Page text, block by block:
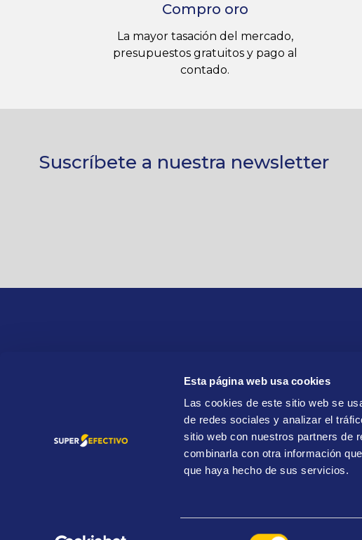
Esta página web usa cookies
Las cookies de este sitio web se
de redes sociales y analizar el
sitio web con nuestros partners de
combinarla con otra información
que haya hecho de sus servicios.
Compro oro
La mayor tasación del mercado,
presupuestos gratuitos y pago al
contado.
Suscríbete a nuestra newsletter
Paseo del General Martínez Campos 44, lateral,
Superefectivo.com. All Rights Reserved.© 2026